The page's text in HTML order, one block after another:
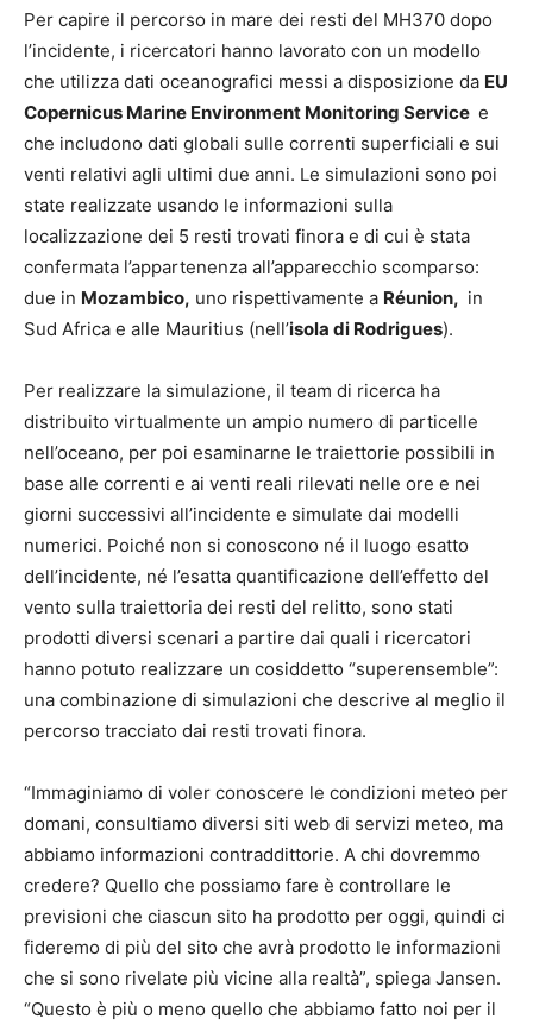
Per capire il percorso in mare dei resti del MH370 dopo
l’incidente, i ricercatori hanno lavorato con un modello
che utilizza dati oceanografici messi a disposizione da EU
Copernicus Marine Environment Monitoring Service e
che includono dati globali sulle correnti superficiali e sui
venti relativi agli ultimi due anni. Le simulazioni sono poi
state realizzate usando le informazioni sulla
localizzazione dei 5 resti trovati finora e di cui è stata
confermata l’appartenenza all’apparecchio scomparso:
due in Mozambico, uno rispettivamente a Réunion, in
Sud Africa e alle Mauritius (nell’isola di Rodrigues).
Per realizzare la simulazione, il team di ricerca ha
distribuito virtualmente un ampio numero di particelle
nell’oceano, per poi esaminarne le traiettorie possibili in
base alle correnti e ai venti reali rilevati nelle ore e nei
giorni successivi all’incidente e simulate dai modelli
numerici. Poiché non si conoscono né il luogo esatto
dell’incidente, né l’esatta quantificazione dell’effetto del
vento sulla traiettoria dei resti del relitto, sono stati
prodotti diversi scenari a partire dai quali i ricercatori
hanno potuto realizzare un cosiddetto “superensemble”:
una combinazione di simulazioni che descrive al meglio il
percorso tracciato dai resti trovati finora.
“Immaginiamo di voler conoscere le condizioni meteo per
domani, consultiamo diversi siti web di servizi meteo, ma
abbiamo informazioni contraddittorie. A chi dovremmo
credere? Quello che possiamo fare è controllare le
previsioni che ciascun sito ha prodotto per oggi, quindi ci
fideremo di più del sito che avrà prodotto le informazioni
che si sono rivelate più vicine alla realtà”, spiega Jansen.
“Questo è più o meno quello che abbiamo fatto noi per il